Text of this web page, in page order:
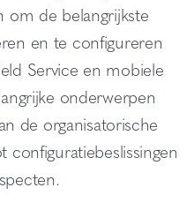
om de belangrijkste
en te configureren
Service en mobiele
onderwerpen
de organisatorische
configuratiebeslissingen